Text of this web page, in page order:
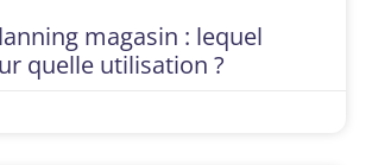
magasin : lequel
quelle utilisation ?